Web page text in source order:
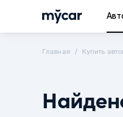
Главная Купить